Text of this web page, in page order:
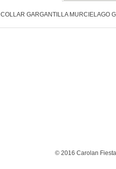
COLLAR GARGANTILLA MURCIELAGO
© 2016 Carolan